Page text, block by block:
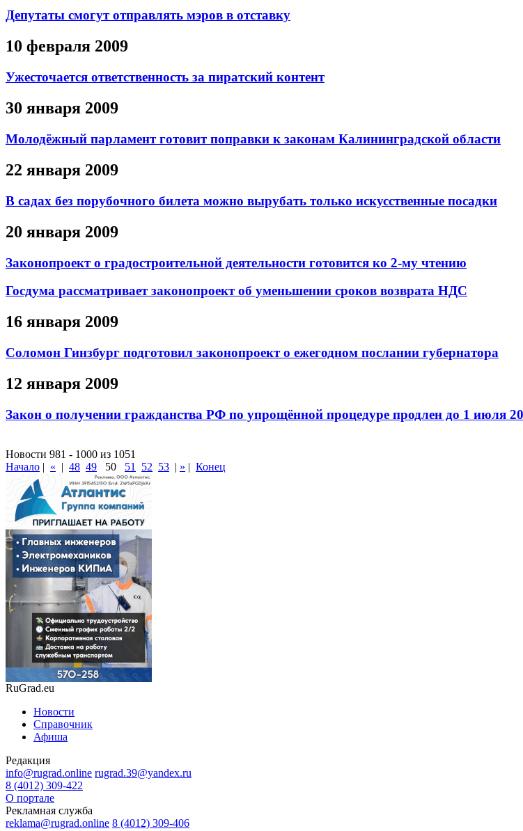
Депутаты смогут отправлять мэров в отставку
10 февраля 2009
Ужесточается ответственность за пиратский контент
30 января 2009
Молодёжный парламент готовит поправки к законам Калининградской области
22 января 2009
В садах без порубочного билета можно вырубать только искусственные посадки
20 января 2009
Законопроект о градостроительной деятельности готовится ко 2-му чтению
Госдума рассматривает законопроект об уменьшении сроков возврата НДС
16 января 2009
Соломон Гинзбург подготовил законопроект о ежегодном послании губернатора
12 января 2009
Закон о получении гражданства РФ по упрощённой процедуре продлен до 1 июля
Новости 981 - 1000 из 1051
Начало | « | 48 49 50 51 52 53 | » | Конец
RuGrad.eu
Новости
Справочник
Афиша
Редакция
info@rugrad.online rugrad.39@yandex.ru
8 (4012) 309-422
О портале
Рекламная служба
reklama@rugrad.online 8 (4012) 309-406